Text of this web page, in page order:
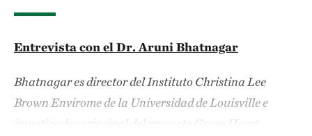
Entrevista con el Dr. Aruni Bhatnagar
Bhatnagar es director del Instituto Christina Lee
Brown Envirome de la Universidad de Louisville e
investigador principal del proyecto Green Heart